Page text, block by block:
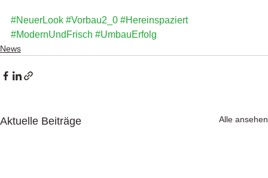
#NeuerLook #Vorbau2_0 #Hereinspaziert
#ModernUndFrisch #UmbauErfolg
News
Aktuelle Beiträge Alle ansehen